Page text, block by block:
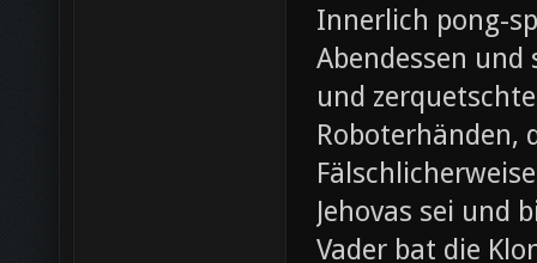
Innerlich pong-
Abendessen
und
Roboterhänden,
Jehovas sei und
Vader bat die